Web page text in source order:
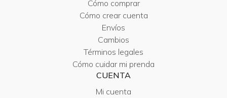
Cómo comprar
Cómo crear cuenta
Envíos
Cambios
Términos legales
Cómo cuidar mi prenda
CUENTA
Mi cuenta